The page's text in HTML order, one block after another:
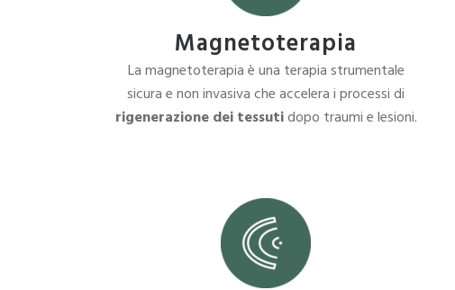
Magnetoterapia
La magnetoterapia è una terapia strumentale
sicura e non invasiva che accelera i processi di
rigenerazione dei tessutidopo traumi e lesioni.